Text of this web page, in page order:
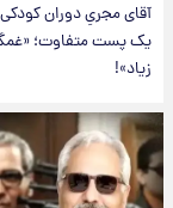
آقای مجریِ دوران
یک پست متفاوت؛
زیاد»!